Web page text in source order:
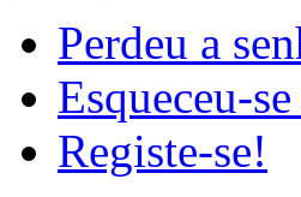
Perdeu a
Esqueceu-
Registe-se!